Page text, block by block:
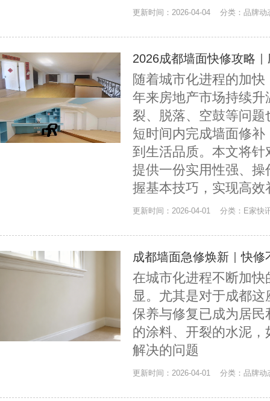
更新时间：2026-04-04 分类：品牌
2026成都墙面快修攻略
随着城市化进程的加
年来房地产市场持续
裂、脱落、空鼓等问
短时间内完成墙面修
到生活品质。本文将
提供一份实用性强、操
握基本技巧，实现高效
更新时间：2026-04-01 分类：E家
成都墙面急修焕新｜快
在城市化进程不断加
显。尤其是对于成都
保养与修复已成为居
的涂料、开裂的水泥
解决的问题
更新时间：2026-04-01 分类：品牌